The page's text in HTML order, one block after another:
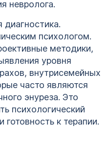
невролога.
диагностика.
психологом.
методики,
уровня
внутрисемейных
часто являются
энуреза. Это
психологический
готовность к терапии.